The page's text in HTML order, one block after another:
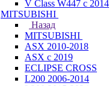
V Class W447 с 2014
MITSUBISHI
Назад
MITSUBISHI
ASX 2010-2018
ASX с 2019
ECLIPSE CROSS
L200 2006-2014